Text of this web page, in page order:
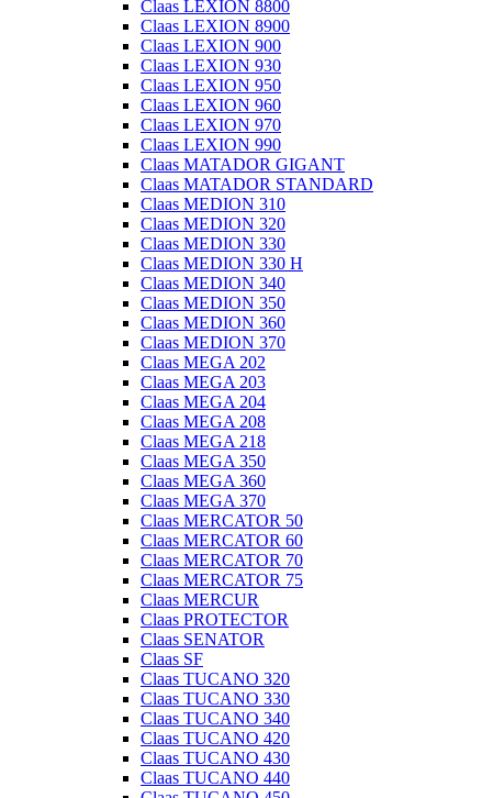
Claas LEXION 8800
Claas LEXION 8900
Claas LEXION 900
Claas LEXION 930
Claas LEXION 950
Claas LEXION 960
Claas LEXION 970
Claas LEXION 990
Claas MATADOR GIGANT
Claas MATADOR STANDARD
Claas MEDION 310
Claas MEDION 320
Claas MEDION 330
Claas MEDION 330 H
Claas MEDION 340
Claas MEDION 350
Claas MEDION 360
Claas MEDION 370
Claas MEGA 202
Claas MEGA 203
Claas MEGA 204
Claas MEGA 208
Claas MEGA 218
Claas MEGA 350
Claas MEGA 360
Claas MEGA 370
Claas MERCATOR 50
Claas MERCATOR 60
Claas MERCATOR 70
Claas MERCATOR 75
Claas MERCUR
Claas PROTECTOR
Claas SENATOR
Claas SF
Claas TUCANO 320
Claas TUCANO 330
Claas TUCANO 340
Claas TUCANO 420
Claas TUCANO 430
Claas TUCANO 440